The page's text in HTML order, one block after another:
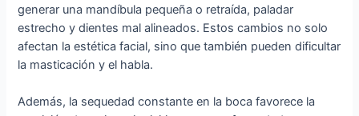
generar una mandíbula pequeña o retraída, paladar
estrecho y dientes mal alineados. Estos cambios no solo
afectan la estética facial, sino que también pueden dificultar
la masticación y el habla.
Además, la sequedad constante en la boca favorece la